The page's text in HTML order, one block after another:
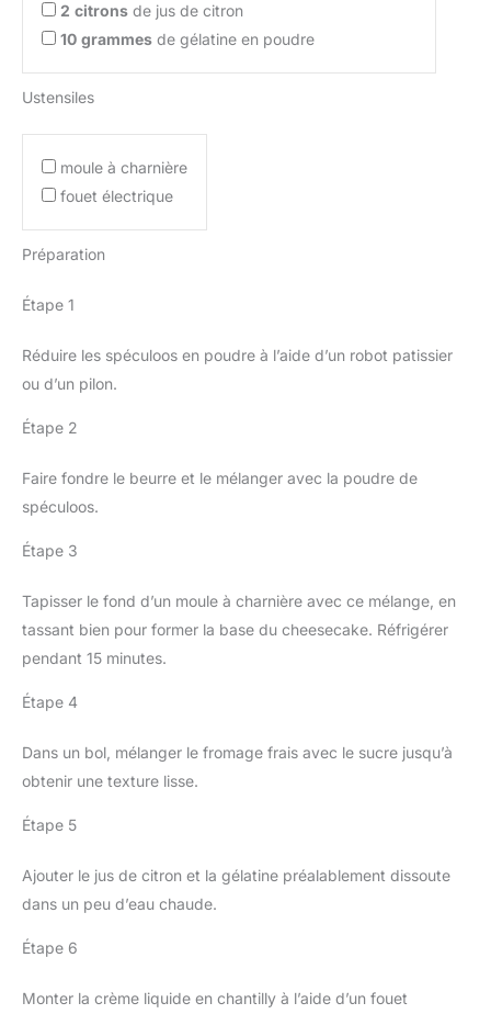
2 citrons de jus de citron
10 grammes de gélatine en poudre
Ustensiles
moule à charnière
fouet électrique
Préparation
Étape 1
Réduire les spéculoos en poudre à l’aide d’un robot patissier
ou d’un pilon.
Étape 2
Faire fondre le beurre et le mélanger avec la poudre de
spéculoos.
Étape 3
Tapisser le fond d’un moule à charnière avec ce mélange, en
tassant bien pour former la base du cheesecake. Réfrigérer
pendant 15 minutes.
Étape 4
Dans un bol, mélanger le fromage frais avec le sucre jusqu’à
obtenir une texture lisse.
Étape 5
Ajouter le jus de citron et la gélatine préalablement dissoute
dans un peu d’eau chaude.
Étape 6
Monter la crème liquide en chantilly à l’aide d’un fouet